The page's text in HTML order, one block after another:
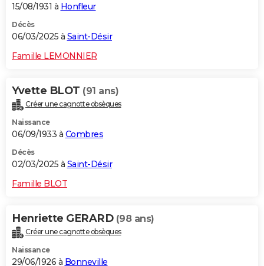
15/08/1931 à Honfleur
Décès
06/03/2025 à Saint-Désir
Famille LEMONNIER
Yvette BLOT (91 ans)
Créer une cagnotte obsèques
Naissance
06/09/1933 à Combres
Décès
02/03/2025 à Saint-Désir
Famille BLOT
Henriette GERARD (98 ans)
Créer une cagnotte obsèques
Naissance
29/06/1926 à Bonneville